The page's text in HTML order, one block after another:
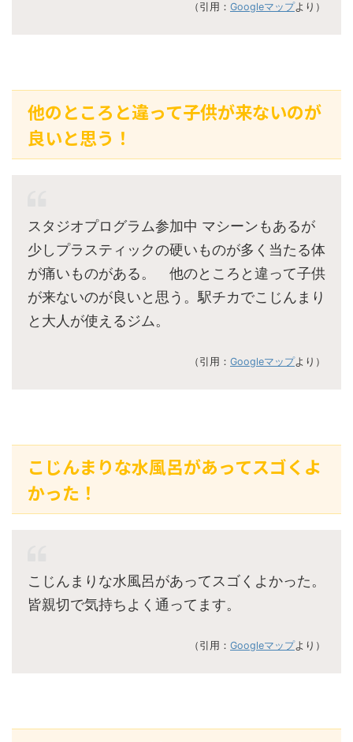
（引用： Googleマップより）
他のところと違って子供が来ないのが
良いと思う！
スタジオプログラム参加中 マシーンもあるが
少しプラスティックの硬いものが多く当たる体
が痛いものがある。 他のところと違って子供
が来ないのが良いと思う。駅チカでこじんまり
と大人が使えるジム。
（引用： Googleマップより）
こじんまりな水風呂があってスゴくよ
かった！
こじんまりな水風呂があってスゴくよかった。
皆親切で気持ちよく通ってます。
（引用： Googleマップより）